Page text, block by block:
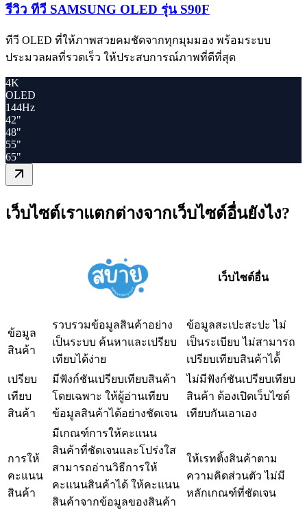
รีวิว ทีวี SAMSUNG OLED รุ่น S90F
ทีวี OLED ที่ให้ภาพสวยคมชัดจากทุกมุมมอง พร้อมระบบ
ประมวลผลที่รวดเร็ว ให้ประสบการณ์ภาพที่ดีที่สุด
4K
OLED
144Hz
42"
48"
55"
65"
เว็บไซต์เราแตกต่างจากเว็บไซต์อื่นยังไง?
เว็บไซต์อื่น
ข้อมูล
สินค้า
รวบรวมข้อมูลสินค้าอย่าง
เป็นระบบ ค้นหาและเปรียบ
เทียบได้ง่าย
ข้อมูลสะเปะสะปะ ไม่
เป็นระเบียบ ไม่สามารถ
เปรียบเทียบสินค้าได้้
เปรียบ
เทียบ
สินค้า
มีฟังก์ชันเปรียบเทียบสินค้า
โดยเฉพาะ ให้ผู้อ่านเทียบ
ข้อมูลสินค้าได้อย่างชัดเจน
ไม่มีฟังก์ชันเปรียบเทียบ
สินค้า ต้องเปิดเว็บไซต์
เทียบกันเอาเอง
การให้
คะแนน
สินค้า
มีเกณฑ์การให้คะแนน
สินค้าที่ชัดเจนและโปร่งใส
สามารถอ่านวิธีการให้
คะแนนสินค้าได้ ให้คะแนน
สินค้าจากข้อมูลของสินค้า
ให้เรทติ้งสินค้าตาม
ความคิดส่วนตัว ไม่มี
หลักเกณฑ์ที่ชัดเจน